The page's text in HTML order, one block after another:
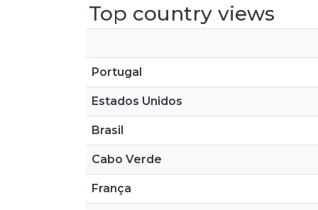
Top country views
Portugal
Estados Unidos
Brasil
Cabo Verde
França